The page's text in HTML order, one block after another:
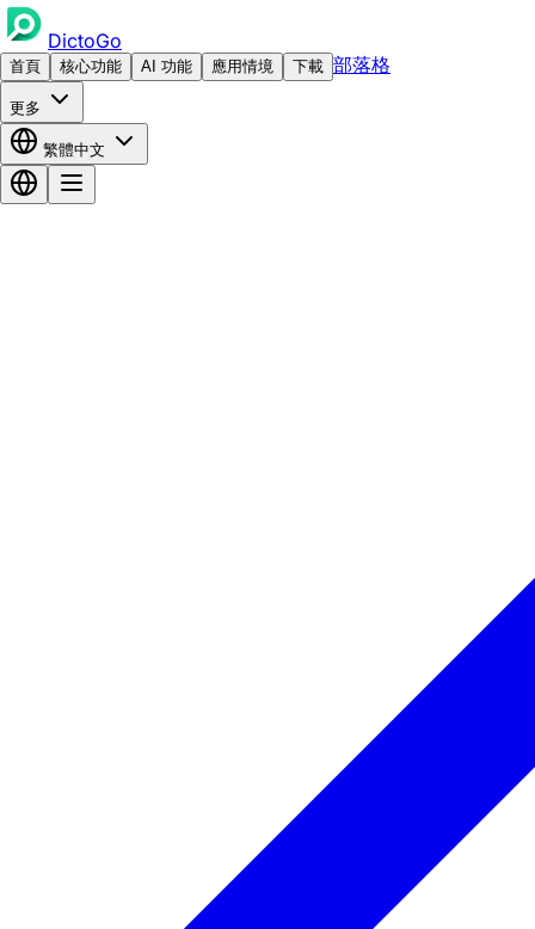
DictoGo
首頁 核心功能 AI 功能 應用情境 下載 部落格
更多
繁體中文